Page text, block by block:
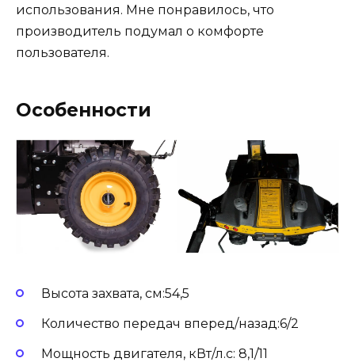
использования. Мне понравилось, что
производитель подумал о комфорте
пользователя.
Особенности
Высота захвата, см:54,5
Количество передач вперед/назад:6/2
Мощность двигателя, кВт/л.с: 8,1/11